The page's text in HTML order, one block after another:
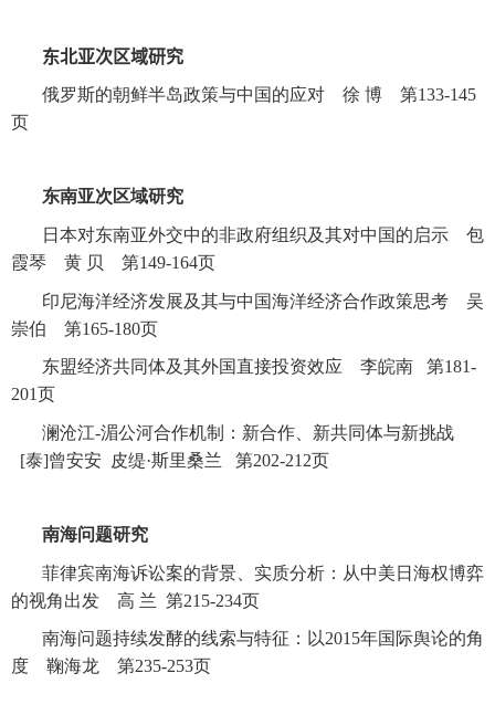
东北亚次区域研究
俄罗斯的朝鲜半岛政策与中国的应对 徐 博 第133-145
页
东南亚次区域研究
日本对东南亚外交中的非政府组织及其对中国的启示 包
霞琴 黄 贝 第149-164页
印尼海洋经济发展及其与中国海洋经济合作政策思考 吴
崇伯 第165-180页
东盟经济共同体及其外国直接投资效应 李皖南 第181-
201页
澜沧江-湄公河合作机制：新合作、新共同体与新挑战
[泰]曾安安 皮缇·斯里桑兰 第202-212页
南海问题研究
菲律宾南海诉讼案的背景、实质分析：从中美日海权博弈
的视角出发 高 兰 第215-234页
南海问题持续发酵的线索与特征：以2015年国际舆论的角
度 鞠海龙 第235-253页